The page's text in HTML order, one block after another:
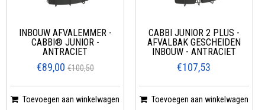
INBOUW AFVALEMMER -
CABBI® JUNIOR -
ANTRACIET
€89,00 €100,50
Toevoegen aan winkelwagen
CABBI JUNIOR 2 PLUS -
AFVALBAK GESCHEIDEN
INBOUW - ANTRACIET
€107,53
Toevoegen aan winkelwagen